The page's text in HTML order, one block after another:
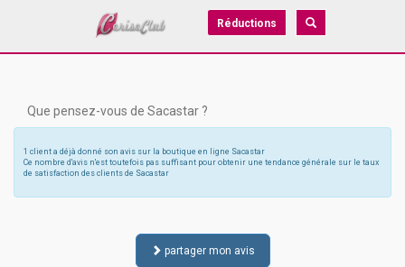
Réductions
Que pensez-vous de Sacastar ?
1 client a déjà donné son avis sur la boutique en ligne Sacastar
Ce nombre d'avis n'est toutefois pas suffisant pour obtenir une tendance générale sur le taux
de satisfaction des clients de Sacastar
partager mon avis